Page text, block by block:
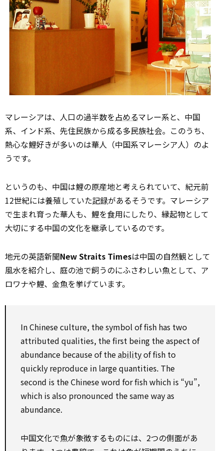
マレーシアは、人口の過半数を占めるマレー系と、中国
系、インド系、先住民族から成る多民族社会。このうち、
熱心な鯉好きが多いのは華人（中国系マレーシア人）のよ
うです。
というのも、中国は鯉の原産地と考えられていて、紀元前
12世紀には養殖していた記録があるそうです。マレーシア
で生まれ育った華人も、鯉を食用にしたり、縁起物として
大切にする中国の文化を継承しているのです。
地元の英語新聞New Straits Timesは中国の自然観として
風水を紹介し、庭の池で飼うのにふさわしい魚として、ア
ロワナや鯉、金魚を挙げています。
In Chinese culture, the symbol of fish has two
attributed qualities, the first being the aspect of
abundance because of theabilityof fish to
quickly reproduce in large quantities. The
second is the Chinese word for fish which is “yu”,
which is also pronounced the same way as
abundance.
中国文化で魚が象徴するものには、2つの側面があ